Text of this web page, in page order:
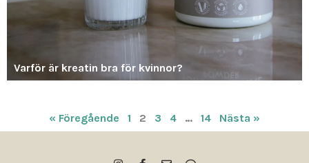
Varför är kreatin bra för kvinnor?
« Föregående 1 2 3 4 … 14 Nästa »